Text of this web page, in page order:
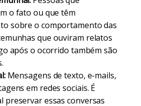
o fato ou que têm
sobre o comportamento das
que ouviram relatos
após o ocorrido também são
Mensagens de texto, e-mails,
em redes sociais. É
preservar essas conversas